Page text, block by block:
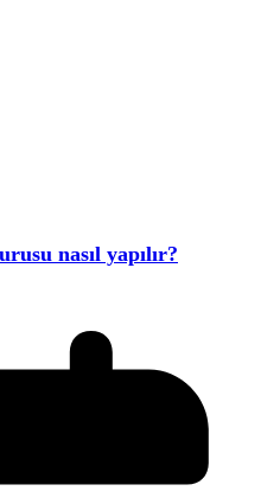
nasıl yapılır?